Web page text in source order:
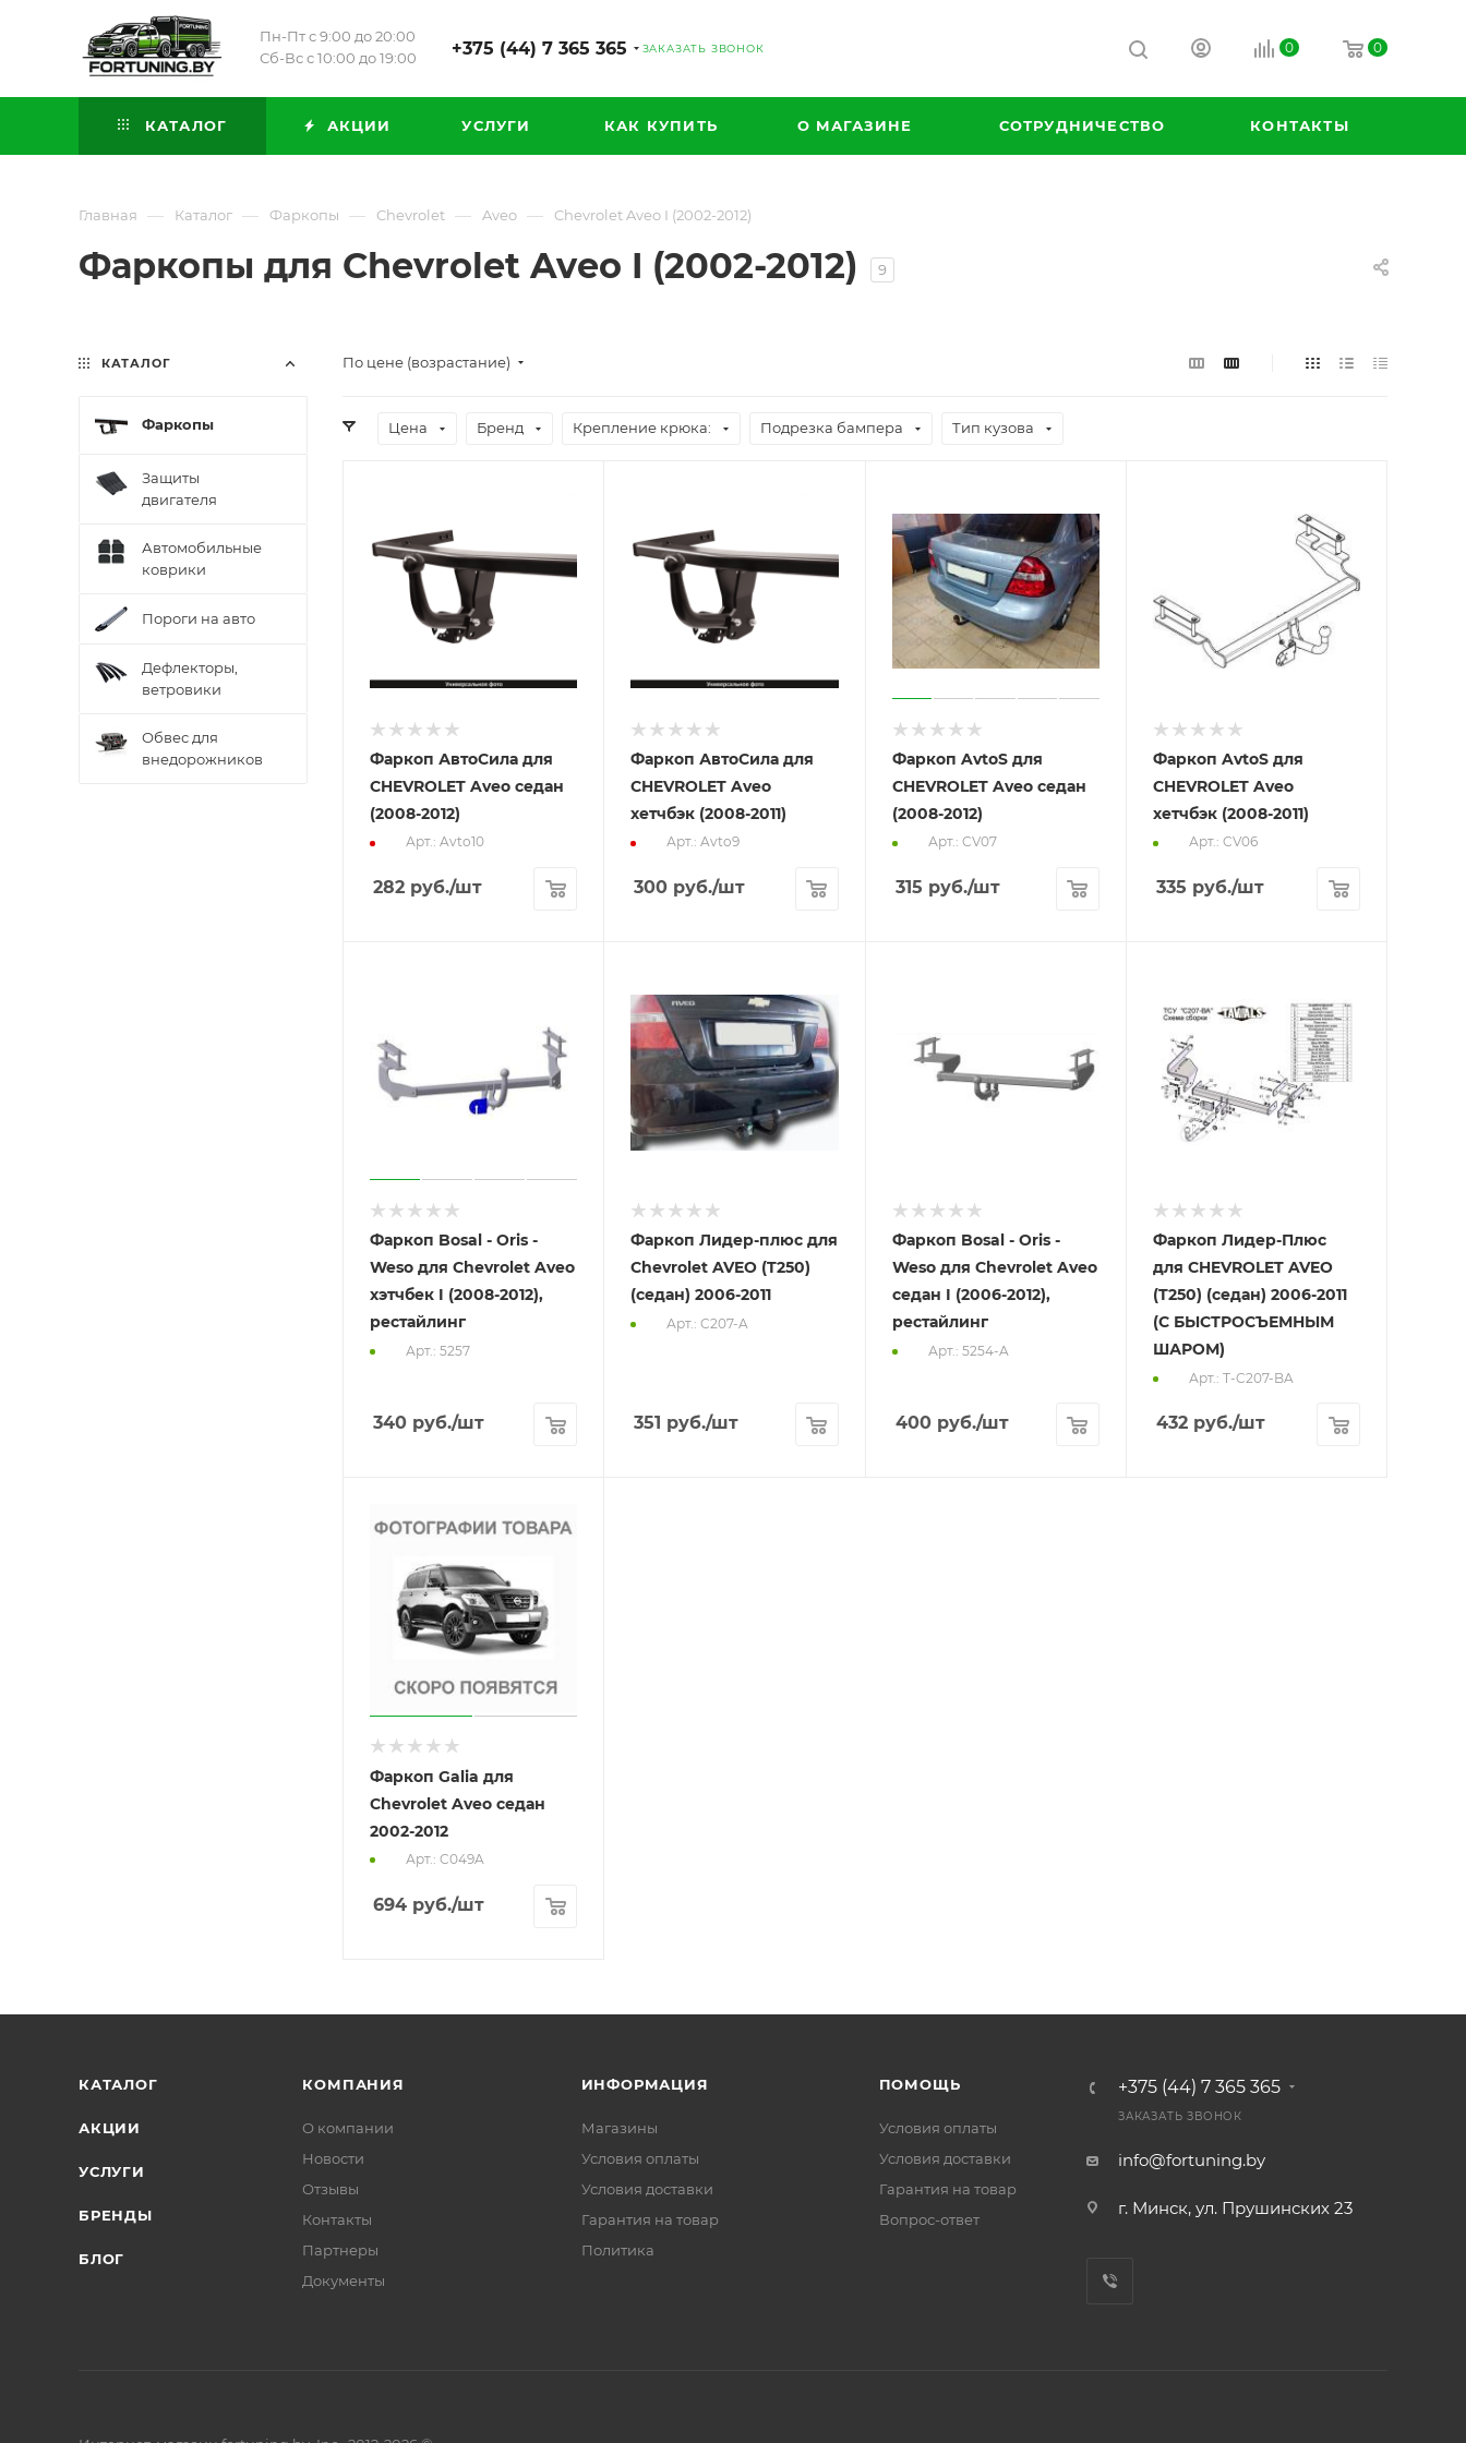
Пн-Пт с 9:00 до 20:00
Сб-Вс с 10:00 до 19:00
+375 (44) 7 365 365 ЗАКАЗАТЬ ЗВОНОК 0 0
КАТАЛОГ АКЦИИ УСЛУГИ КАК КУПИТЬ О МАГАЗИНЕ СОТРУДНИЧЕСТВО КОНТАКТЫ
Главная — Каталог — Фаркопы — Chevrolet — Aveo — Chevrolet Aveo I (2002-2012)
Фаркопы для Chevrolet Aveo I (2002-2012) 9
По цене (возрастание)
Цена Бренд Крепление крюка: Подрезка бампера Тип кузова
Фаркоп АвтоСила для
CHEVROLET Aveo седан
(2008-2012)
Арт.: Avto10
282 руб./шт
Фаркоп АвтоСила для
CHEVROLET Aveo
хетчбэк (2008-2011)
Арт.: Avto9
300 руб./шт
Фаркоп AvtoS для
CHEVROLET Aveo седан
(2008-2012)
Арт.: CV07
315 руб./шт
Фаркоп AvtoS для
CHEVROLET Aveo
хетчбэк (2008-2011)
Арт.: CV06
335 руб./шт
Фаркоп Bosal - Oris -
Weso для Chevrolet Aveo
хэтчбек I (2008-2012),
рестайлинг
Арт.: 5257
340 руб./шт
Фаркоп Лидер-плюс для
Chevrolet AVEO (T250)
(седан) 2006-2011
Арт.: C207-A
351 руб./шт
Фаркоп Bosal - Oris -
Weso для Chevrolet Aveo
седан I (2006-2012),
рестайлинг
Арт.: 5254-A
400руб./шт
Фаркоп Лидер-Плюс
для CHEVROLET AVEO
(T250) (седан) 2006-2011
(С БЫСТРОСЪЕМНЫМ
ШАРОМ)
Арт.: T-C207-BA
432руб./шт
Фаркоп Galia для
Chevrolet Aveo седан
2002-2012
Арт.: C049A
694 руб./шт
КАТАЛОГ
Фаркопы
Защиты
двигателя
Автомобильные
коврики
Пороги на авто
Дефлекторы,
ветровики
Обвес для
внедорожников
КАТАЛОГ
АКЦИИ
УСЛУГИ
БРЕНДЫ
БЛОГ
КОМПАНИЯ
О компании
Новости
Отзывы
Контакты
Партнеры
Документы
ИНФОРМАЦИЯ
Магазины
Условия оплаты
Условия доставки
Гарантия на товар
Политика
ПОМОЩЬ
Условия оплаты
Условия доставки
Гарантия на товар
Вопрос-ответ
+375 (44) 7 365 365
ЗАКАЗАТЬ ЗВОНОК
info@fortuning.by
г. Минск, ул. Прушинских 23